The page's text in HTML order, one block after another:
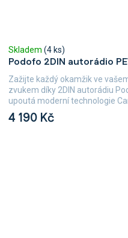
Podofo 2DIN autorádio
Skladem (4 ks)
4 190 Kč
Zažijte každý okamžik ve
zvukem díky 2DIN autorádiu
upoutá moderní technologie